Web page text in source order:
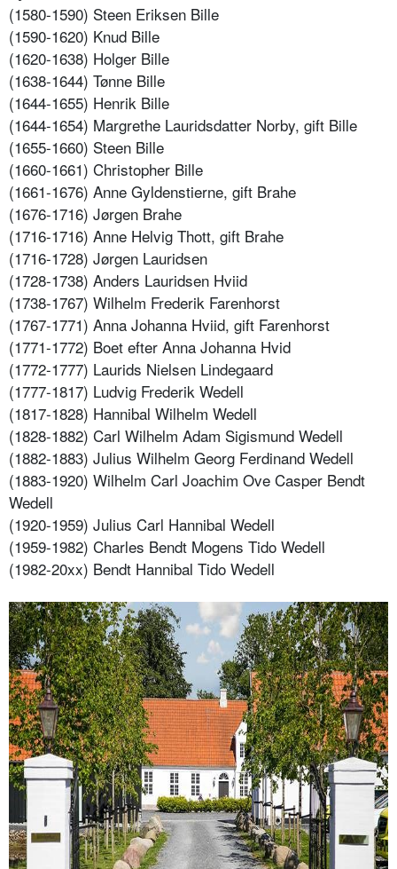
(1580-1590) Steen Eriksen Bille
(1590-1620) Knud Bille
(1620-1638) Holger Bille
(1638-1644) Tønne Bille
(1644-1655) Henrik Bille
(1644-1654) Margrethe Lauridsdatter Norby, gift Bille
(1655-1660) Steen Bille
(1660-1661) Christopher Bille
(1661-1676) Anne Gyldenstierne, gift Brahe
(1676-1716) Jørgen Brahe
(1716-1716) Anne Helvig Thott, gift Brahe
(1716-1728) Jørgen Lauridsen
(1728-1738) Anders Lauridsen Hviid
(1738-1767) Wilhelm Frederik Farenhorst
(1767-1771) Anna Johanna Hviid, gift Farenhorst
(1771-1772) Boet efter Anna Johanna Hvid
(1772-1777) Laurids Nielsen Lindegaard
(1777-1817) Ludvig Frederik Wedell
(1817-1828) Hannibal Wilhelm Wedell
(1828-1882) Carl Wilhelm Adam Sigismund Wedell
(1882-1883) Julius Wilhelm Georg Ferdinand Wedell
(1883-1920) Wilhelm Carl Joachim Ove Casper Bendt
Wedell
(1920-1959) Julius Carl Hannibal Wedell
(1959-1982) Charles Bendt Mogens Tido Wedell
(1982-20xx) Bendt Hannibal Tido Wedell